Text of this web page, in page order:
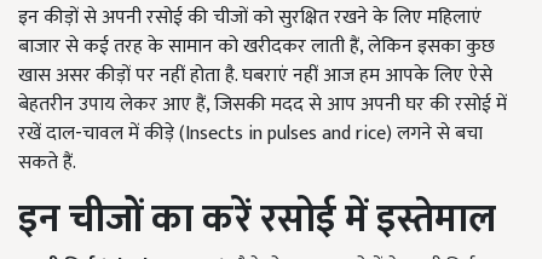
इन कीड़ों से अपनी रसोई की चीजों को सुरक्षित रखने के लिए महिलाएं
बाजार से कई तरह के सामान को खरीदकर लाती हैं, लेकिन इसका कुछ
खास असर कीड़ों पर नहीं होता है. घबराएं नहीं आज हम आपके लिए ऐसे
बेहतरीन उपाय लेकर आए हैं, जिसकी मदद से आप अपनी घर की रसोई में
रखें दाल-चावल में कीड़े (Insects in pulses and rice) लगने से बचा
सकते हैं.
इन चीजों का करें रसोई में इस्तेमाल